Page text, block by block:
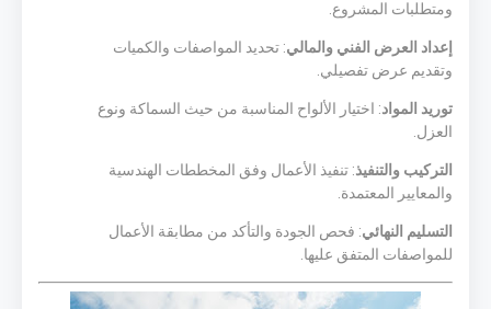
ومتطلبات المشروع.
إعداد العرض الفني والمالي: تحديد المواصفات والكميات
وتقديم عرض تفصيلي.
توريد المواد: اختيار الألواح المناسبة من حيث السماكة ونوع
العزل.
التركيب والتنفيذ: تنفيذ الأعمال وفق المخططات الهندسية
والمعايير المعتمدة.
التسليم النهائي: فحص الجودة والتأكد من مطابقة الأعمال
للمواصفات المتفق عليها.